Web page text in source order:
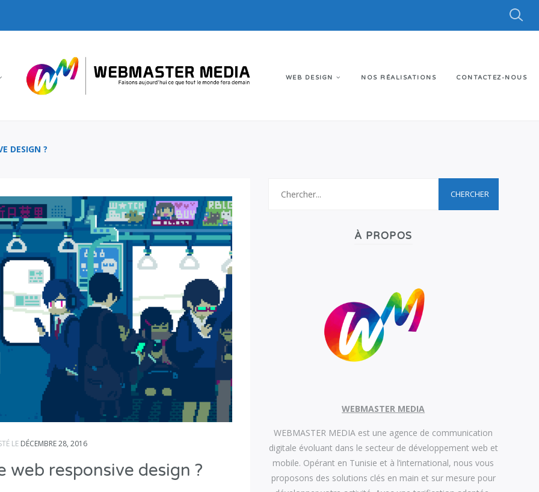
WEB DESIGN NOS RÉALISATIONS CONTACTEZ-NOUS
DESIGN ?
LE DÉCEMBRE 28, 2016
web responsive design ?
À PROPOS
WEBMASTER MEDIA
WEBMASTER MEDIA est une agence de communication
digitale évoluant dans le secteur de développement web et
mobile. Opérant en Tunisie et à l’international, nous vous
proposons des solutions clés en main et sur mesure pour